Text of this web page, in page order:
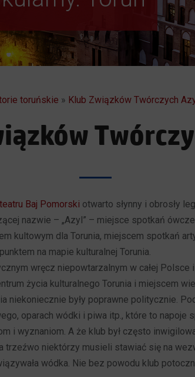
toruńskie » Klub Związków Twórczych
teatru Baj Pomorski otwarto słynny i obrosły
nazwie – „Azyl” – miejsce spotkań
kultowym dla Torunia, miejscem spotkań
na mapie kulturalnej Torunia.
wręcz niepowtarzalnym w całej Polsce
życia kulturalnego Torunia i miejscem
niekoniecznie były poprawne politycznie.
oparach wódki i piwa itp., które to napoje
i wyznaniom. A że klub był często
trzeźwo niektórzy musieli stawiać się na
wódka. Nie bez powodu klub